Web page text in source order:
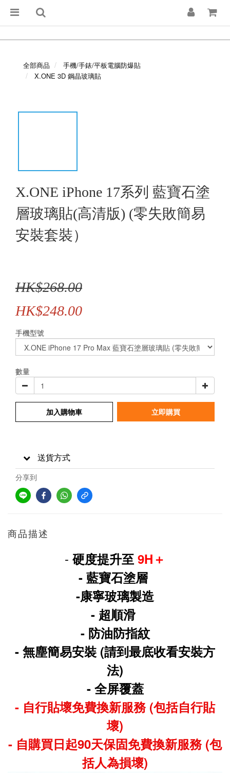
全部商品
手機/手錶/平板電腦防爆貼
X.ONE 3D 鋼晶玻璃貼
X.ONE iPhone 17系列 藍寶石塗
層玻璃貼(高清版) (零失敗簡易
安裝套裝）
HK$268.00
HK$248.00
手機型號
數量
加入購物車 立即購買
送貨方式
分享到
商品描述
- 硬度提升至 9H＋
- 藍寶石塗層
-康寧玻璃製造
- 超順滑
- 防油防指紋
- 無塵簡易安裝 (請到最底收看安裝方
法)
- 全屏覆蓋
- 自行貼壞免費換新服務 (包括自行貼
壞)
- 自購買日起90天保固免費換新服務 (包
括人為損壞)